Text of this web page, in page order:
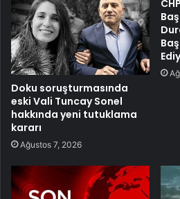
Doku soruşturmasında
eski Vali Tuncay Sonel
hakkında yeni tutuklama
kararı
Ağustos 7, 2026